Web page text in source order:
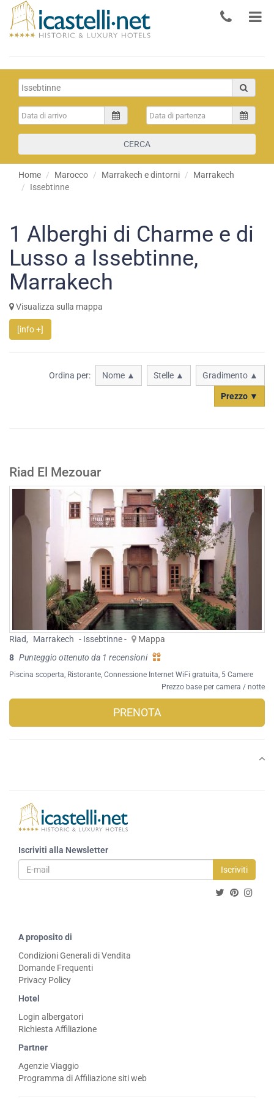
CERCA
Home Marocco Marrakech e dintorni
Marrakech
Issebtinne
1 Alberghi di Charme e di
Lusso a Issebtinne,
Marrakech
Visualizza sulla mappa
[info +]
Ordina per: Nome ▲ Stelle ▲ Gradimento ▲
Prezzo ▼
Riad El Mezouar
Riad, Marrakech - Issebtinne -
Mappa
8 Punteggio ottenuto da 1 recensioni
Piscina scoperta Ristorante Connessione Internet WiFi gratuita , 5 Camere
Prezzo base per camera / notte
PRENOTA
Iscriviti alla Newsletter
Iscriviti
A proposito di
Condizioni Generali di Vendita
Domande Frequenti
Privacy Policy
Hotel
Login albergatori
Richiesta Affiliazione
Partner
Agenzie Viaggio
Programma di Affiliazione siti web